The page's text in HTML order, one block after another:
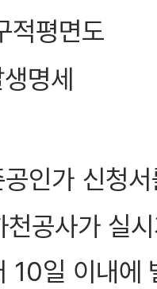
적평면도
명세
인가 신청
공사가 실
10일 이내에